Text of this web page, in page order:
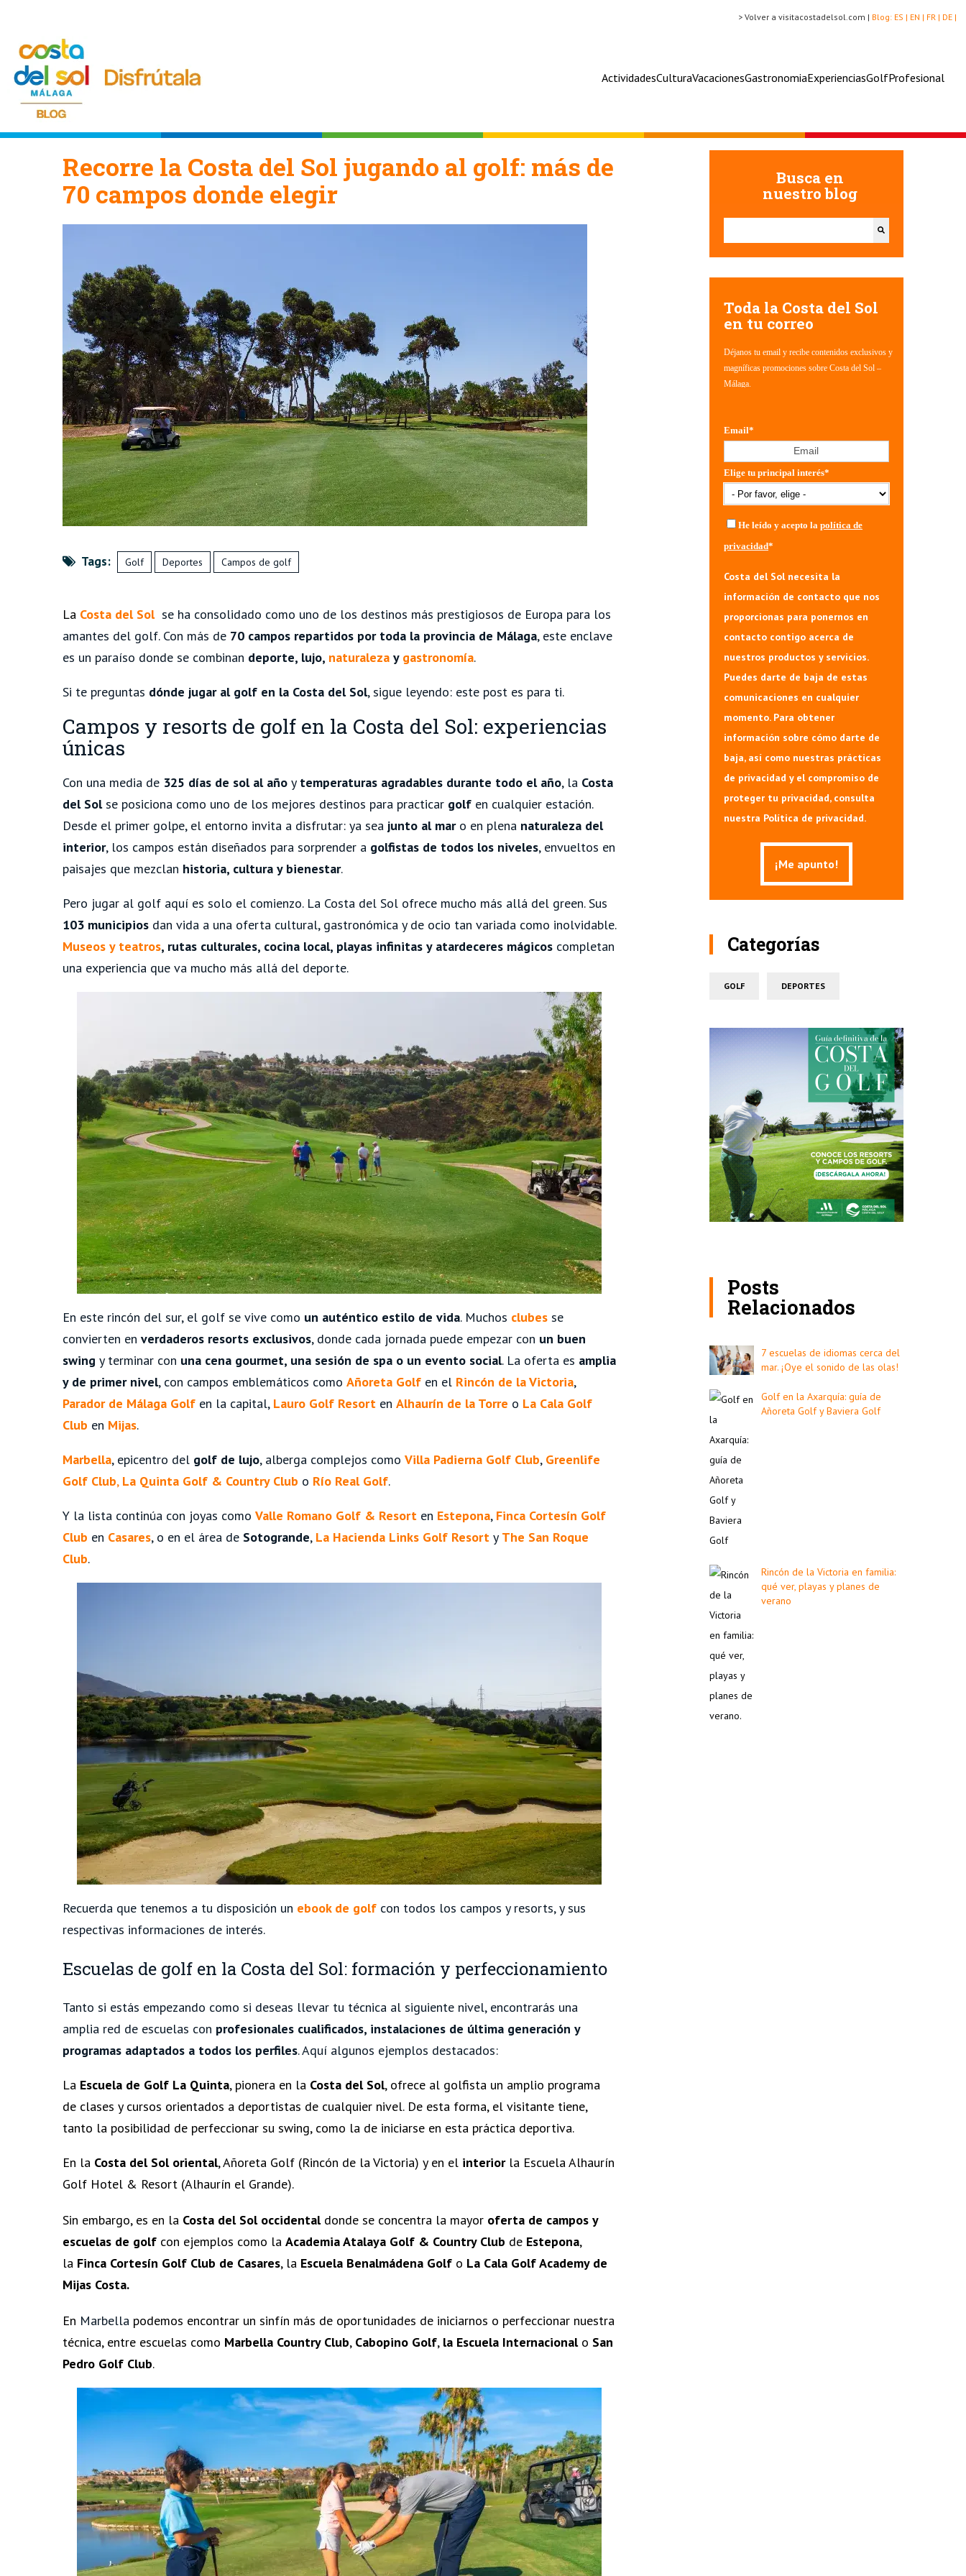
DE |
FR |
EN |
ES |
Blog:
> Volver a visitacostadelsol.com |
ActividadesCulturaVacacionesGastronomiaExperienciasGolfProfesional
Recorre la Costa del Sol jugando al golf: más de
70 campos donde elegir
Tags: Golf Deportes Campos de golf
La Costa del Sol se ha consolidado como uno de los destinos más prestigiosos de Europa para los
amantes del golf. Con más de 70 campos repartidos por toda la provincia de Málaga, este enclave
es un paraíso donde se combinan deporte, lujo, naturaleza y gastronomía.
Si te preguntas dónde jugar al golf en la Costa del Sol, sigue leyendo: este post es para ti.
Campos y resorts de golf en la Costa del Sol: experiencias
únicas
Con una media de 325 días de sol al año y temperaturas agradables durante todo el año, la Costa
del Solse posiciona como uno de los mejores destinos para practicar golf en cualquier estación.
Desde el primer golpe, el entorno invita a disfrutar: ya sea junto al maro en plena naturaleza del
interior, los campos están diseñados para sorprender a golfistas de todos los niveles, envueltos en
paisajes que mezclan historia, cultura y bienestar.
Pero jugar al golf aquí es solo el comienzo. La Costa del Sol ofrece mucho más allá del green. Sus
103 municipios dan vida a una oferta cultural, gastronómica y de ocio tan variada como inolvidable.
Museos y teatros, rutas culturales, cocina local, playas infinitas y atardeceres mágicos completan
una experiencia que va mucho más allá del deporte.
En este rincón del sur, el golf se vive como un auténtico estilo de vida. Muchos clubes se
convierten en verdaderos resorts exclusivos, donde cada jornada puede empezar con un buen
swing y terminar con una cena gourmet, una sesión de spa o un evento social. La oferta es amplia
y de primer nivel, con campos emblemáticos como Añoreta Golf en el Rincón de la Victoria,
Parador de Málaga Golf en la capital, Lauro Golf Resort en Alhaurín de la Torre o La Cala Golf
Club en Mijas.
Marbella, epicentro del golf de lujo, alberga complejos como Villa Padierna Golf Club, Greenlife
Golf Club, La Quinta Golf & Country Club o Río Real Golf.
Y la lista continúa con joyas como Valle Romano Golf & Resort en Estepona, Finca Cortesín Golf
Club en Casares, o en el área de Sotogrande, La Hacienda Links Golf Resort y The San Roque
Club.
Recuerda que tenemos a tu disposición un ebook de golf con todos los campos y resorts, y sus
respectivas informaciones de interés.
Escuelas de golf en la Costa del Sol: formación y perfeccionamiento
Tanto si estás empezando como si deseas llevar tu técnica al siguiente nivel, encontrarás una
amplia red de escuelas con profesionales cualificados, instalaciones de última generación y
programas adaptados a todos los perfiles. Aquí algunos ejemplos destacados:
La Escuela de Golf La Quinta, pionera en la Costa del Sol, ofrece al golfista un amplio programa
de clases y cursos orientados a deportistas de cualquier nivel. De esta forma, el visitante tiene,
tanto la posibilidad de perfeccionar su swing, como la de iniciarse en esta práctica deportiva.
En la Costa del Sol oriental,Añoreta Golf (Rincón de la Victoria) y en el interiorla Escuela Alhaurín
Golf Hotel & Resort (Alhaurín el Grande).
Sin embargo, es en la Costa del Sol occidental donde se concentra la mayor oferta de campos y
escuelas de golf con ejemplos como la Academia Atalaya Golf & Country Club de Estepona,
la Finca Cortesín Golf Club de Casares, la Escuela Benalmádena Golf o La Cala Golf Academy de
Mijas Costa.
En Marbella podemos encontrar un sinfín más de oportunidades de iniciarnos o perfeccionar nuestra
técnica, entre escuelas como Marbella Country Club, Cabopino Golf, la Escuela Internacionalo San
Pedro Golf Club.
Busca en
nuestro blog
Esto es un campo de búsqueda con una función de
Toda la Costa del Sol
en tu correo
Déjanos tu email y recibe contenidos exclusivos y
magníficas promociones sobre Costa del Sol –
Málaga.
Email*
Elige tu principal interés*
He leído y acepto la política de
privacidad*
Costa del Sol necesita la
información de contacto que nos
proporcionas para ponernos en
contacto contigo acerca de
nuestros productos y servicios.
Puedes darte de baja de estas
comunicaciones en cualquier
momento. Para obtener
información sobre cómo darte de
baja, así como nuestras prácticas
de privacidad y el compromiso de
proteger tu privacidad, consulta
nuestra Política de privacidad.
Categorías
GOLF DEPORTES
Posts
Relacionados
7 escuelas de idiomas cerca del
mar. ¡Oye el sonido de las olas!
Golf en la Axarquía: guía de
Añoreta Golf y Baviera Golf
Rincón de la Victoria en familia:
qué ver, playas y planes de
verano